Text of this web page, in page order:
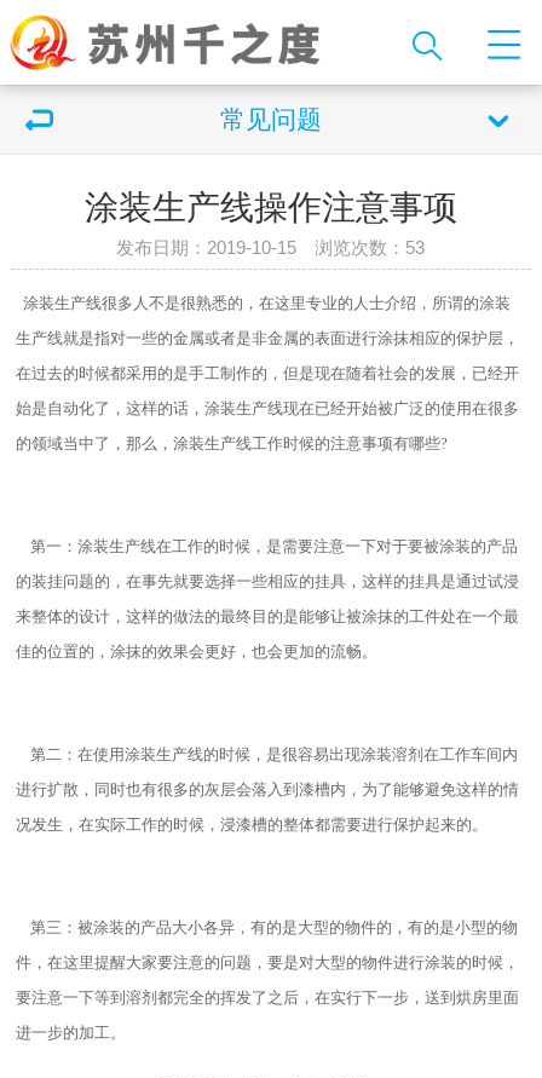
常见问题
涂装生产线操作注意事项
发布日期：2019-10-15 浏览次数： 53
涂装生产线很多人不是很熟悉的，在这里专业的人士介绍，所谓的涂装
生产线就是指对一些的金属或者是非金属的表面进行涂抹相应的保护层，
在过去的时候都采用的是手工制作的，但是现在随着社会的发展，已经开
始是自动化了，这样的话，涂装生产线现在已经开始被广泛的使用在很多
的领域当中了，那么，涂装生产线工作时候的注意事项有哪些?
第一：涂装生产线在工作的时候，是需要注意一下对于要被涂装的产品
的装挂问题的，在事先就要选择一些相应的挂具，这样的挂具是通过试浸
来整体的设计，这样的做法的最终目的是能够让被涂抹的工件处在一个最
佳的位置的，涂抹的效果会更好，也会更加的流畅。
第二：在使用涂装生产线的时候，是很容易出现涂装溶剂在工作车间内
进行扩散，同时也有很多的灰层会落入到漆槽内，为了能够避免这样的情
况发生，在实际工作的时候，浸漆槽的整体都需要进行保护起来的。
第三：被涂装的产品大小各异，有的是大型的物件的，有的是小型的物
件，在这里提醒大家要注意的问题，要是对大型的物件进行涂装的时候，
要注意一下等到溶剂都完全的挥发了之后，在实行下一步，送到烘房里面
进一步的加工。